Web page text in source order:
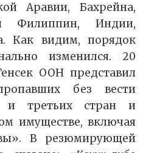
Аравии, Бахрейна,
Филиппин, Индии,
Как видим, порядок
изменился. 20
ООН представил
без вести
и третьих стран и
имуществе, включая
В резюмирующей